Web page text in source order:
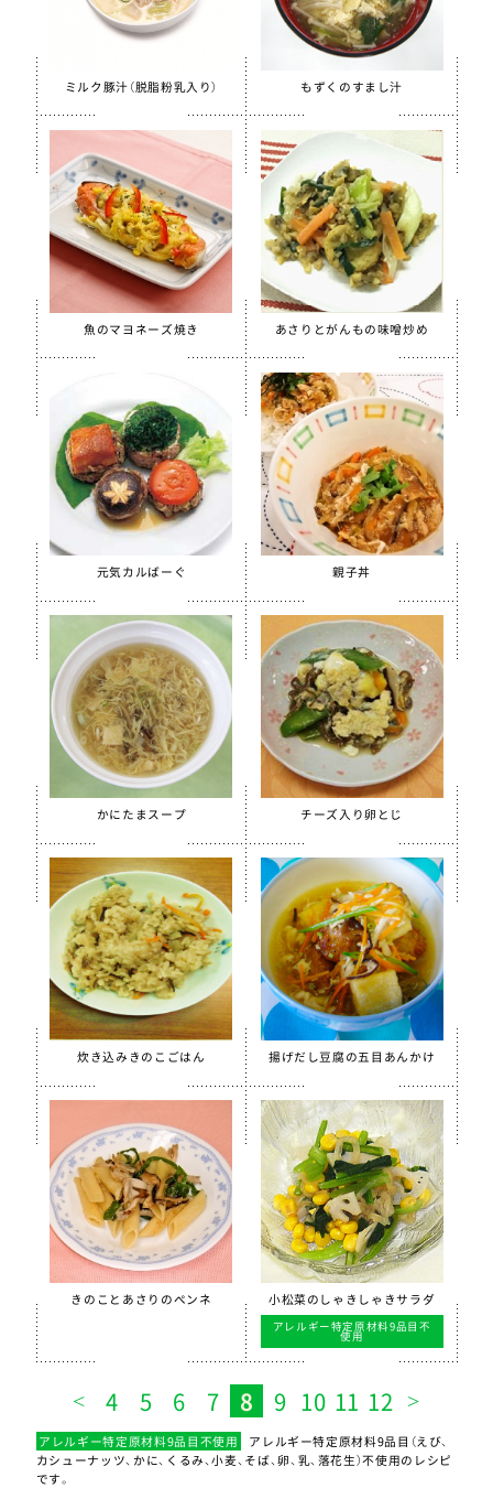
ほぐしささみ（水煮）
【只今休売中】青大豆ペースト
白花豆&白いんげん豆ペースト
スクールがんもどき（Ca・Fe）
スクール糸かまぼこ
スクールちくわ
【只今休売中】スクールかにボール
全学栄 枝豆とじゃこの元気ボール
全学栄 野菜ミックスボール
全学栄 ニューミートップ
検索
ミルク豚汁（脱脂粉乳入り） もずくのすまし汁
魚のマヨネーズ焼き あさりとがんもの味噌炒め
元気カルばーぐ 親子丼
かにたまスープ チーズ入り卵とじ
炊き込みきのこごはん 揚げだし豆腐の五目あんかけ
きのことあさりのペンネ 小松菜のしゃきしゃきサラダ
アレルギー特定原材料9品目不
使用
4 5 6 7 8 9 10 11 12
アレルギー特定原材料9品目不使用
アレルギー特定原材料9品目（えび、
カシューナッツ、かに、くるみ、小麦、そば、卵、乳、落花生）不使用のレシピ
です。